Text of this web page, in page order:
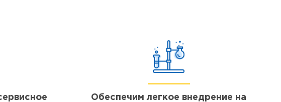
Обеспечим легкое внедрение на